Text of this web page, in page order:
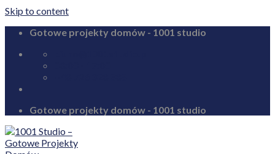
Skip to content
Gotowe projekty domów - 1001 studio
Gotowe projekty domów - 1001 studio